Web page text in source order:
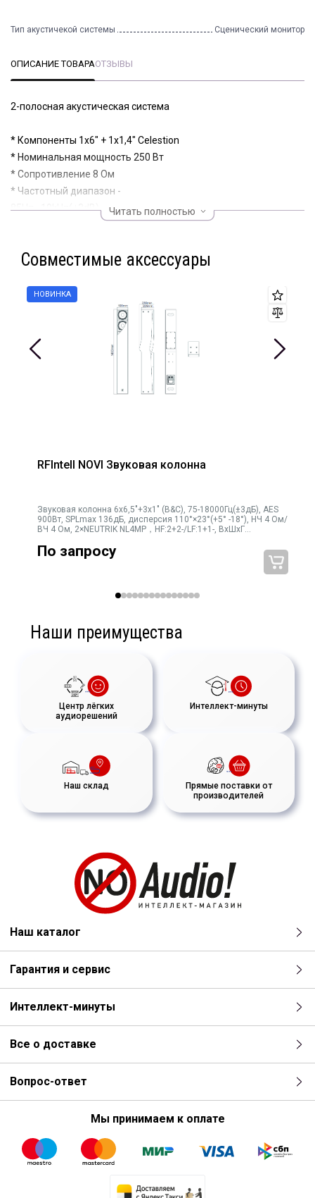
Тип акустичекой системы Сценический монитор
ОПИСАНИЕ ТОВАРАОТЗЫВЫ
2-полосная акустическая система
* Компоненты 1х6" + 1x1,4" Celestion
* Номинальная мощность 250 Вт
* Сопротивление 8 Ом
* Частотный диапазон -
85Hz~19kHz(±3dB)/80Hz~20kHz(-10dB)
* Монтаж "стакан" 35мм, М8 х5 шт
L-HB3I (приобретается отдельно - G8402)
* Разъёмы 2×4 Pin socket，1+1-
* Габариты 376×210×215мм
* Вес 8 кг
Читать полностью
Совместимые аксессуары
RFIntell NOVI Звуковая колонна
Звуковая колонна 6х6,5"+3х1" (B&C), 75-18000Гц(±3дБ), AES
900Вт, SPLmax 136дБ, дисперсия 110°×23°(+5° -18°), НЧ 4 Ом/
ВЧ 4 Ом, 2×NEUTRIK NL4MP，HF:2+2-/LF:1+1-, ВхШхГ
По запросу
Наши преимущества
Центр лёгких
аудиорешений
Интеллект-минуты
Наш склад
Прямые поставки от
производителей
Наш каталог
Гарантия и сервис
Интеллект-минуты
Все о доставке
Вопрос-ответ
Мы принимаем к оплате